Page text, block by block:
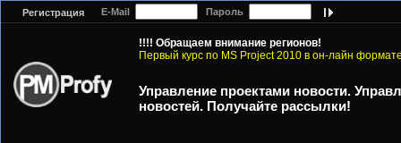
Регистрация E-Mail Пароль
!!!! Обращаем внимание регионов!
Первый курс по MS Project 2010 в он-лайн
Управление проектами новости.
новостей. Получайте рассылки!